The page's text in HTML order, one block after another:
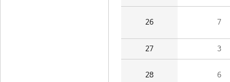
26 7
27 3
28 6